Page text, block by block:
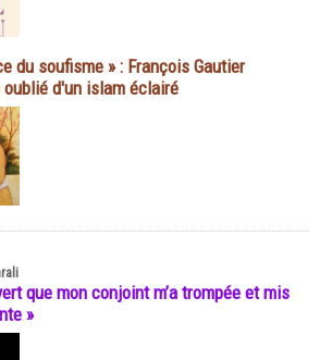
du soufisme » : François Gautier
d'un islam éclairé
que mon conjoint m’a trompée et mis
»